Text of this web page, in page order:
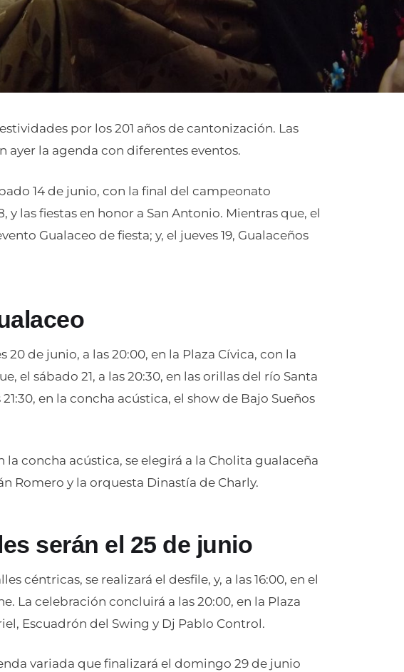
por los 201 años de cantonización. Las
la agenda con diferentes eventos.
14 de junio, con la final del campeonato
las fiestas en honor a San Antonio. Mientras que, el
Gualaceo de fiesta; y, el jueves 19, Gualaceños
de junio, a las 20:00, en la Plaza Cívica, con la
el sábado 21, a las 20:30, en las orillas del río Santa
en la concha acústica, el show de Bajo Sueños
la concha acústica, se elegirá a la Cholita gualaceña
Romero y la orquesta Dinastía de Charly.
serán el 25 de junio
céntricas, se realizará el desfile, y, a las 16:00, en el
La celebración concluirá a las 20:00, en la Plaza
Escuadrón del Swing y Dj Pablo Control.
variada que finalizará el domingo 29 de junio